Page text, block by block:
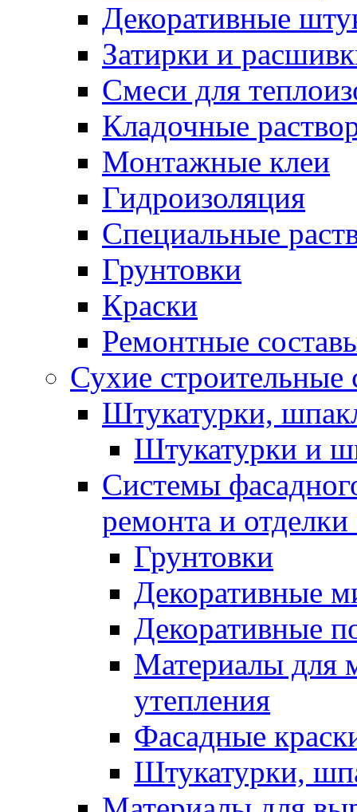
Декоративные
Затирки и
Смеси для
Кладочные
Монтажные клеи
Гидроизоляция
Специальные
Грунтовки
Краски
Ремонтные
Сухие
Штукатурки,
Штукатурки и
Системы
ремонта и отделки
Грунтовки
Декоративные
Декоративные
Материалы для
утепления
Фасадные
Штукатурки,